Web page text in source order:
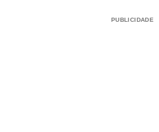
PUBLICIDADE